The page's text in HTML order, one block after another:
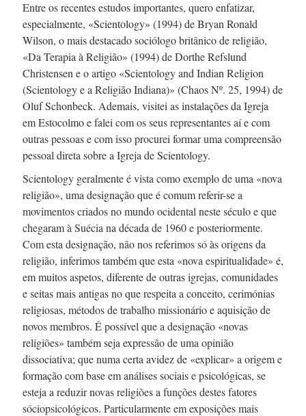
Entre os recentes estudos importantes, quero enfatizar,
especialmente, «Scientology» (1994) de Bryan Ronald
Wilson, o mais destacado sociólogo britânico de religião,
«Da Terapia à Religião» (1994) de Dorthe Refslund
Christensen e o artigo «Scientology and Indian Religion
(Scientology e a Religião Indiana)» (Chaos Nº. 25, 1994) de
Oluf Schonbeck. Ademais, visitei as instalações da Igreja
em Estocolmo e falei com os seus representantes aí e com
outras pessoas e com isso procurei formar uma compreensão
pessoal direta sobre a Igreja de Scientology.
Scientology geralmente é vista como exemplo de uma «nova
religião», uma designação que é comum referir-se a
movimentos criados no mundo ocidental neste século e que
chegaram à Suécia na década de 1960 eposteriormente.
Com esta designação, não nos referimos só às origens da
religião, inferimos também que esta «nova espiritualidade» é,
em muitos aspetos, diferente de outras igrejas, comunidades
e seitas mais antigas no que respeita a conceito, cerimónias
religiosas, métodos de trabalho missionário e aquisição de
novos membros. É possível que a designação «novas
religiões» também seja expressão de uma opinião
dissociativa; que numa certa avidez de «explicar» a origem e
formação com base em análises sociais e psicológicas, se
esteja a reduzir novas religiões a funções destes fatores
sóciopsicológicos. Particularmente em exposições mais